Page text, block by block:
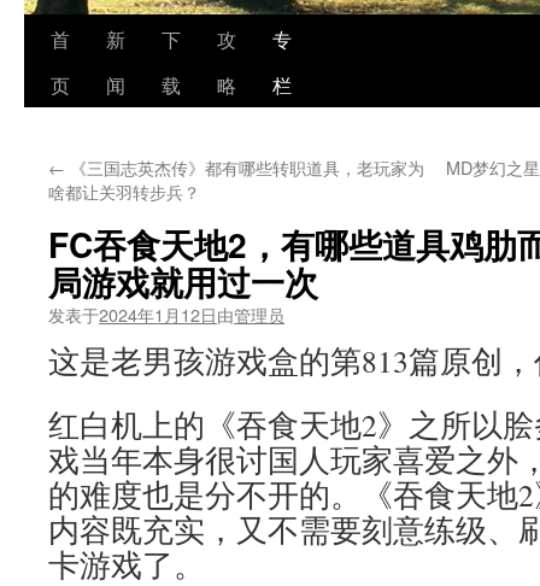
首
页
新
闻
下
载
攻
略
专
栏
← 《三国志英杰传》都有哪些转职道具，老玩家为
啥都让关羽转步兵？
MD梦幻之
FC吞食天地2，有哪些道具鸡肋
局游戏就用过一次
发表于2024年1月12日由管理员
这是老男孩游戏盒的第813篇原创
红白机上的《吞食天地2》之所以
戏当年本身很讨国人玩家喜爱之外
的难度也是分不开的。《吞食天地
内容既充实，又不需要刻意练级、
卡游戏了。